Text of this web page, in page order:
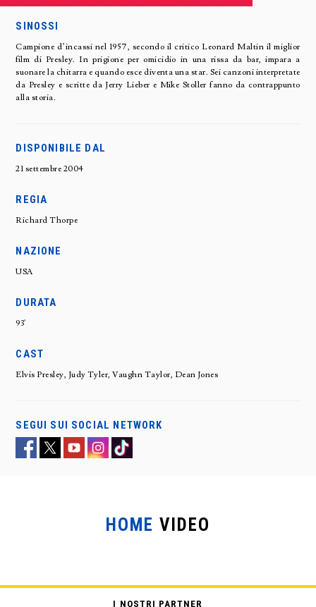
SINOSSI
Campione d’incassi nel 1957, secondo il critico Leonard Maltin il miglior
film di Presley. In prigione per omicidio in una rissa da bar, impara a
suonare la chitarra e quando esce diventa una star. Sei canzoni interpretate
da Presley e scritte da Jerry Lieber e Mike Stoller fanno da contrappunto
alla storia.
DISPONIBILE DAL
21 settembre 2004
REGIA
Richard Thorpe
NAZIONE
USA
DURATA
93'
CAST
Elvis Presley, Judy Tyler, Vaughn Taylor, Dean Jones
SEGUI SUI SOCIAL NETWORK
HOME VIDEO
I NOSTRI PARTNER